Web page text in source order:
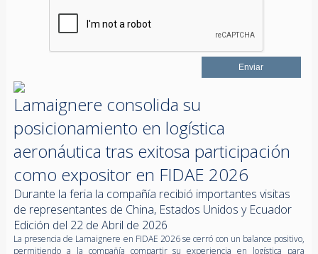
Lamaignere consolida su
posicionamiento en logística
aeronáutica tras exitosa participación
como expositor en FIDAE 2026
Durante la feria la compañía recibió importantes visitas
de representantes de China, Estados Unidos y Ecuador
Edición del 22 de Abril de 2026
La presencia de Lamaignere en FIDAE 2026 se cerró con un balance positivo,
permitiendo a la compañía compartir su experiencia en logística para